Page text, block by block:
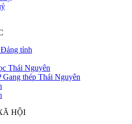
tỉnh
Thái Nguyên
thép Thái Nguyên
HỘI